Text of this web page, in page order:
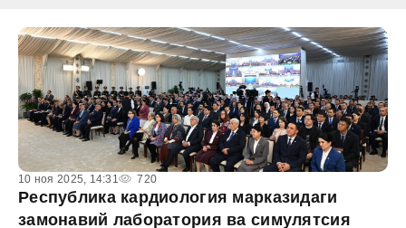
10 ноя 2025, 14:31 720
Республика кардиология марказидаги
замонавий лаборатория ва симулятсия